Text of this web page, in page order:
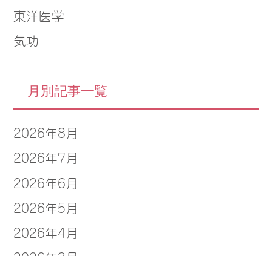
東洋医学
気功
月別記事一覧
2026年8月
2026年7月
2026年6月
2026年5月
2026年4月